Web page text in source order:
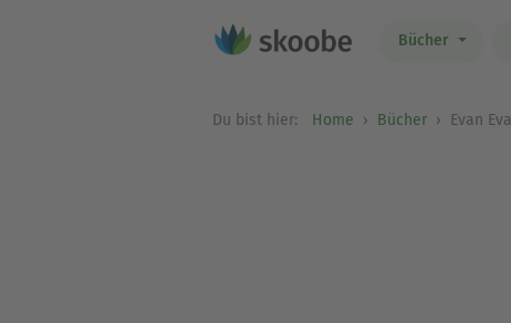
Bücher
Du bist hier: Home Bücher Evan